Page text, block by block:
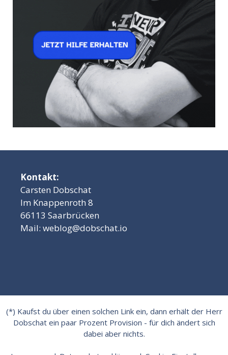
Kontakt:
Carsten Dobschat
Im Knappenroth 8
66113 Saarbrücken
Mail: weblog@dobschat.io
(*) Kaufst du über einen solchen Link ein, dann erhält der Herr
Dobschat ein paar Prozent Provision - für dich ändert sich
dabei aber nichts.